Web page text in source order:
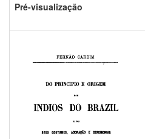
Pré-visualização